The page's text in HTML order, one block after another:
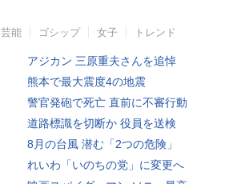
芸能 ゴシップ 女子 トレンド
アジカン 三原重夫さんを追悼
熊本で最大震度4の地震
警官発砲で死亡 直前に不審行動
道路標識を切断か 役員を送検
8月の台風 潜む「2つの危険」
れいわ「いのちの党」に変更へ